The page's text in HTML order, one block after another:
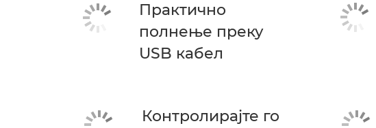
Практично
полнење преку
USB кабел
Контролирајте го